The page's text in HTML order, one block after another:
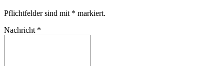
Pflichtfelder sind mit * markiert.
Nachricht *